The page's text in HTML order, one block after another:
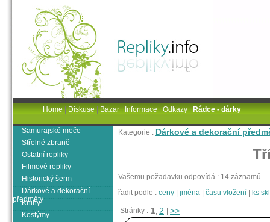
Kategorie : Dárkové a dekorační
Vašemu požadavku odpovídá : 14 záznamů
řadit podle : ceny jména času vložení ks
Stránky : 1, 2 >>
Samurajské meče
Střelné zbraně
Ostatní repliky
Filmové repliky
Historický šerm
Dárkové a dekorační
předměty
Knihy
Kostýmy
Home|Diskuse|Bazar|Informace|Odkazy|Rádce - dárky